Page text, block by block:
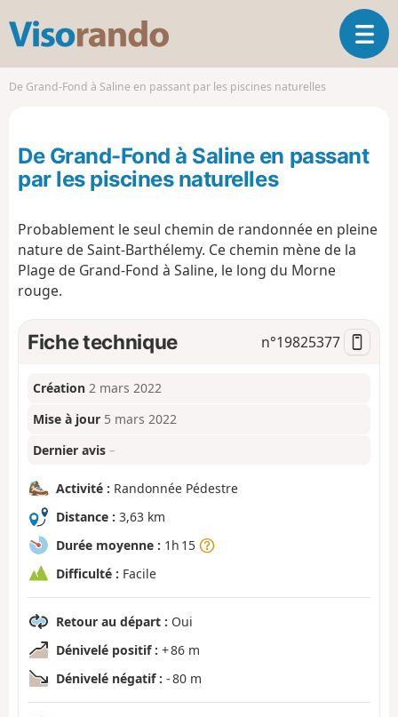
s
o
d
o
O
u
l
v
i
n
De Grand-Fond à Saline en passant par les piscines naturelles
De Grand-Fond à Saline en passant
par les piscines naturelles
Probablement le seul chemin de randonnée en pleine
nature de Saint-Barthélemy. Ce chemin mène de la
Plage de Grand-Fond à Saline, le long du Morne
rouge.
Fiche technique n°19825377
Création 2 mars 2022
Mise à jour 5 mars 2022
Dernier avis –
Activité : Randonnée Pédestre
Distance : 3,63 km
Durée moyenne : 1h 15
Difficulté : Facile
Retour au départ : Oui
Dénivelé positif : + 86 m
Dénivelé négatif : - 80 m